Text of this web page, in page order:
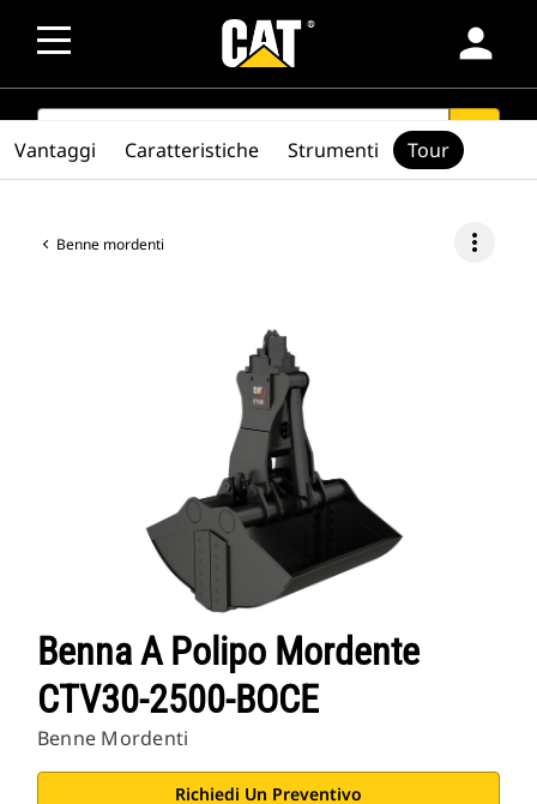
person
SEARCH search
Benne mordenti more_vert
Benna A Polipo Mordente
CTV30-2500-BOCE
Benne Mordenti
Richiedi Un Preventivo
Vantaggi Caratteristiche Strumenti Tour